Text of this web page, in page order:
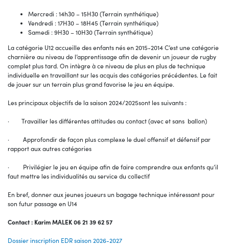
Mercredi : 14h30 – 15H30 (Terrain synthétique)
Vendredi : 17H30 – 18H45 (Terrain synthétique)
Samedi : 9H30 – 10H30 (Terrain synthétique)
La catégorie U12 accueille des enfants nés en 2015-2014 C’est une catégorie
charnière au niveau de l’apprentissage afin de devenir un joueur de rugby
complet plus tard. On intègre à ce niveau de plus en plus de technique
individuelle en travaillant sur les acquis des catégories précédentes. Le fait
de jouer sur un terrain plus grand favorise le jeu en équipe.
Les principaux objectifs de la saison 2024/2025sont les suivants :
· Travailler les différentes attitudes au contact (avec et sans ballon)
· Approfondir de façon plus complexe le duel offensif et défensif par
rapport aux autres catégories
· Privilégier le jeu en équipe afin de faire comprendre aux enfants qu’il
faut mettre les individualités au service du collectif
En bref, donner aux jeunes joueurs un bagage technique intéressant pour
son futur passage en U14
Contact : Karim MALEK 06 21 39 62 57
Dossier inscription EDR saison 2026-2027